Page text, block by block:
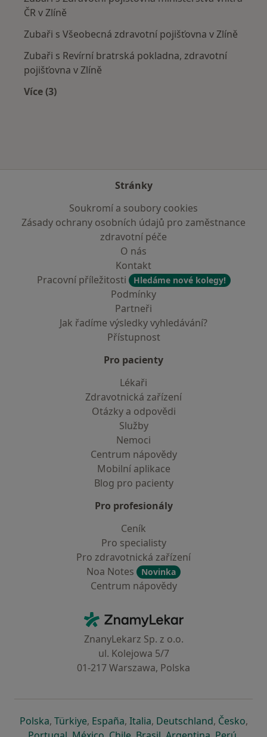
ČR v Zlíně
Zubaři s Všeobecná zdravotní pojišťovna v Zlíně
Zubaři s Revírní bratrská pokladna, zdravotní
pojišťovna v Zlíně
Více (3)
Stránky
Soukromí a soubory cookies
Zásady ochrany osobních údajů pro zaměstnance
zdravotní péče
O nás
Kontakt
Pracovní příležitosti
Hledáme nové kolegy!
Podmínky
Partneři
Jak řadíme výsledky vyhledávání?
Přístupnost
Pro pacienty
Lékaři
Zdravotnická zařízení
Otázky a odpovědi
Služby
Nemoci
Centrum nápovědy
Mobilní aplikace
Blog pro pacienty
Pro profesionály
Ceník
Pro specialisty
Pro zdravotnická zařízení
Noa Notes
Novinka
Centrum nápovědy
ZnamyLekar - Hlavní stránka
ZnanyLekarz Sp. z o.o.
ul. Kolejowa 5/7
01-217 Warszawa, Polska
Polskase otevře v nové záložce
, Türkiyese otevře v nové záložce
, Españase otevře v nové záložce
, Italiase otevře v nové záložce
, Deutschlandse otevře v
, Českose
,